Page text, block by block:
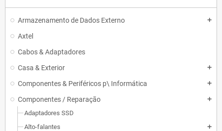
Armazenamento de Dados Externo add
Axtel
Cabos & Adaptadores
Casa & Exterior
add
Componentes & Periféricos p\ Informática add
Componentes / Reparação add
Adaptadores SSD
Alto-falantes
add